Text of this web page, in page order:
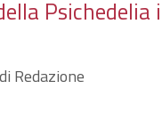
Psichedelia
di Redazione